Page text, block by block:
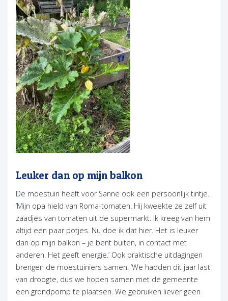
Leuker dan op mijn balkon
De moestuin heeft voor Sanne ook een persoonlijk tintje.
‘Mijn opa hield van Roma-tomaten. Hij kweekte ze zelf uit
zaadjes van tomaten uit de supermarkt. Ik kreeg van hem
altijd een paar potjes. Nu doe ik dat hier. Het is leuker
dan op mijn balkon – je bent buiten, in contact met
anderen. Het geeft energie.’ Ook praktische uitdagingen
brengen de moestuiniers samen. ‘We hadden dit jaar last
van droogte, dus we hopen samen met de gemeente
een grondpomp te plaatsen. We gebruiken liever geen